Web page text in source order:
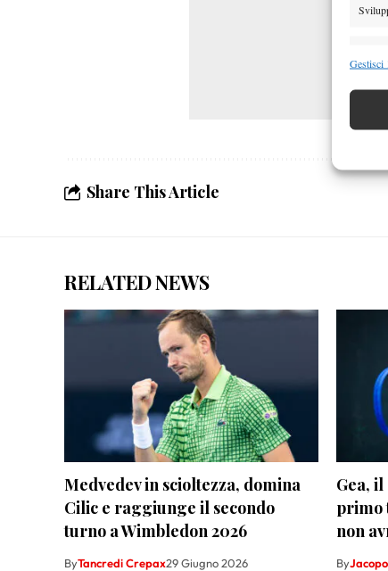
Gestisci
Share This Article
RELATED NEWS
Medvedev in scioltezza, domina
Cilic e raggiunge il secondo
turno a Wimbledon 2026
ByTancredi Crepax29 Giugno 2026
Gea,
primo
non
By